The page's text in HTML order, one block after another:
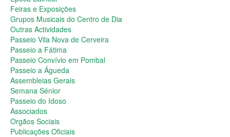
Passeio a Águeda
Assembleias Gerais
Semana Sénior
Passeio do Idoso
Associados
Orgãos Sociais
Publicações Oficiais
Contactos
Feiras e Exposições
Grupos Musicais do Centro de Dia
Outras Actividades
Passeio Vila Nova de Cerveira
Passeio a Fátima
Passeio Convívio em Pombal
Passeio a Águeda
Assembleias Gerais
Semana Sénior
Passeio do Idoso
Associados
Orgãos Sociais
Publicações Oficiais